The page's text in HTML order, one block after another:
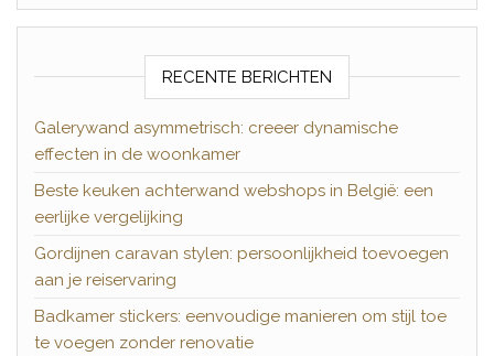
RECENTE BERICHTEN
Galerywand asymmetrisch: creeer dynamische
effecten in de woonkamer
Beste keuken achterwand webshops in België: een
eerlijke vergelijking
Gordijnen caravan stylen: persoonlijkheid toevoegen
aan je reiservaring
Badkamer stickers: eenvoudige manieren om stijl toe
te voegen zonder renovatie